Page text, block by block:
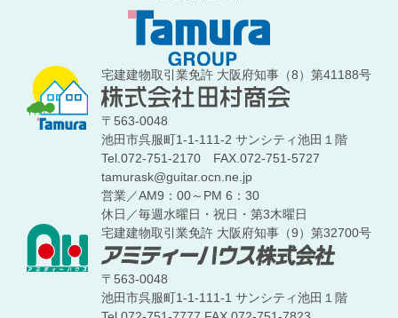
宅建建物取引業免許 大阪府知事（8）第41188号
〒563-0048
池田市呉服町1-1-111-2 サンシティ池田１階
Tel.072-751-2170FAX.072-751-5727
tamurask@guitar.ocn.ne.jp
営業／AM9：00～PM 6：30
休日／毎週水曜日・祝日・第3木曜日
宅建建物取引業免許 大阪府知事（9）第32700号
〒563-0048
池田市呉服町1-1-111-1 サンシティ池田１階